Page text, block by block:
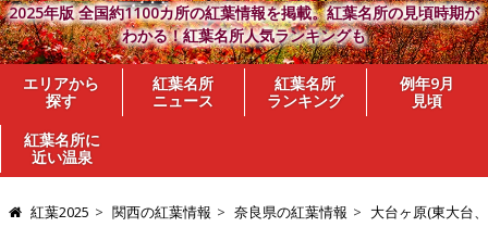
2025年版 全国約1100カ所の紅葉情報を掲載。紅葉名所の見頃時期が
わかる！紅葉名所人気ランキングも
エリアから
探す
紅葉名所
ニュース
紅葉名所
ランキング
例年9月
見頃
紅葉名所に
近い温泉
紅葉2025 関西の紅葉情報 奈良県の紅葉情報 大台ヶ原(東大台